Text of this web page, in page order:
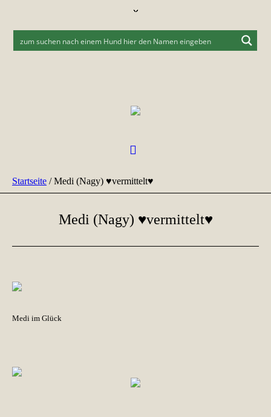
Startseite /Medi (Nagy) ♥vermittelt♥
Medi (Nagy) ♥vermittelt♥
Medi im Glück